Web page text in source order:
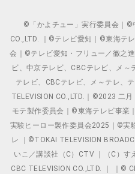
©「かよチュー」実行委員会｜©
CO.,LTD. ｜©テレビ愛知｜©東海テ
会｜©テレビ愛知・フリュー／徹之
ビ、中京テレビ、CBCテレビ、メ
テレビ、CBCテレビ、メ～テレ、
TELEVISION CO.,LTD.｜©2023 二
モテ製作委員会｜©東海テレビ事
実験ヒーロー製作委員会2025｜©実
レ ｜©TOKAI TELEVISION
いこ／講談社（C）CTV ｜（C）
CBC TELEVISION CO.,LTD. ｜ ｜©